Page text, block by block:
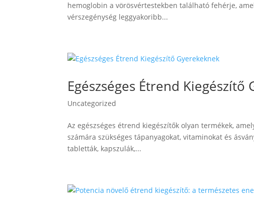
hemoglobin a vörösvértestekben található fehérje,
vérszegénység leggyakoribb...
Egészséges Étrend Kiegészítő
Uncategorized
Az egészséges étrend kiegészítők olyan termékek,
számára szükséges tápanyagokat, vitaminokat és
tabletták, kapszulák,...